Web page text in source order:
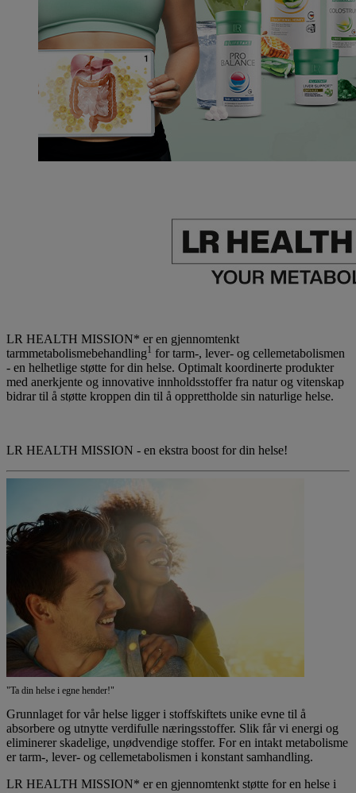
LR HEALTH MISSION* er en gjennomtenkt
tarmmetabolismebehandling1 for tarm-, lever- og cellemetabolismen
- en helhetlige støtte for din helse. Optimalt koordinerte produkter
med anerkjente og innovative innholdsstoffer fra natur og vitenskap
bidrar til å støtte kroppen din til å opprettholde sin naturlige helse.
LR HEALTH MISSION - en ekstra boost for din helse!
"Ta din helse i egne hender!"
Grunnlaget for vår helse ligger i stoffskiftets unike evne til å
absorbere og utnytte verdifulle næringsstoffer. Slik får vi energi og
eliminerer skadelige, unødvendige stoffer. For en intakt metabolisme
er tarm-, lever- og cellemetabolismen i konstant samhandling.
LR HEALTH MISSION* er en gjennomtenkt støtte for en helse i